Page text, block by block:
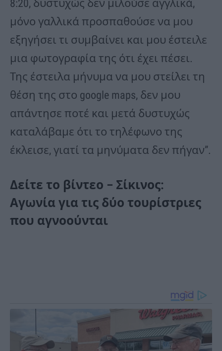
8:20, δυστυχώς δεν μιλούσε αγγλικά,
μόνο γαλλικά προσπαθούσε να μου
εξηγήσει τι συμβαίνει και μου έστειλε
μια φωτογραφία της ότι έχει πέσει.
Της έστειλα μήνυμα να μου στείλει τη
θέση της στο google maps, δεν μου
απάντησε ποτέ και μετά δυστυχώς
καταλάβαμε ότι το τηλέφωνο της
έκλεισε, γιατί τα μηνύματα δεν πήγαν”.
Δείτε το βίντεο – Σίκινος:
Αγωνία για τις δύο τουρίστριες
που αγνοούνται